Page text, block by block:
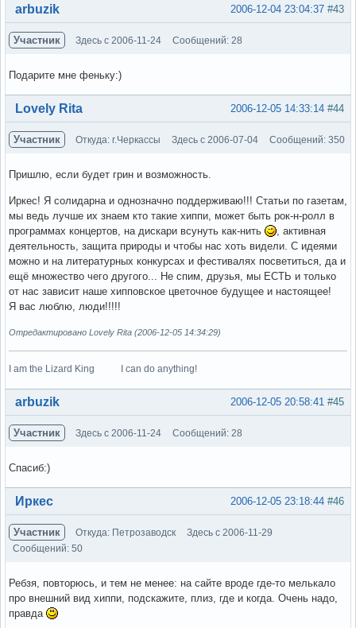
Вне форума #43
2006-12-04 23:04:37
arbuzik
Участник Здесь с 2006-11-24 Сообщений: 28
Подарите мне феньку:)
Вне форума #44
2006-12-05 14:33:14
Lovely Rita
Участник Откуда: г.Черкассы Здесь с 2006-07-04 Сообщений: 350
Пришлю, если будет грин и возможность.
Иркес! Я солидарна и однозначно поддерживаю!!! Статьи по газетам,
мы ведь лучше их знаем кто такие хиппи, может быть рок-н-ролл в
программах концертов, на дискари всунуть как-нить
, активная
деятельность, защита природы и чтобы нас хоть видели. С идеями
можно и на литературных конкурсах и фестивалях посветиться, да и
ещё множество чего другого... Не спим, друзья, мы ЕСТЬ и только
от нас зависит наше хипповское цветочное будущее и настоящее!
Я вас люблю, люди!!!!!
Отредактировано Lovely Rita (2006-12-05 14:34:29)
I am the Lizard King I can do anything!
Вне форума #45
2006-12-05 20:58:41
arbuzik
Участник Здесь с 2006-11-24 Сообщений: 28
Спасиб:)
Вне форума #46
2006-12-05 23:18:44
Иркес
Участник Откуда: Петрозаводск
Здесь с 2006-11-29
Сообщений: 50
Ребзя, повторюсь, и тем не менее: на сайте вроде где-то мелькало
про внешний вид хиппи, подскажите, плиз, где и когда. Очень надо,
правда